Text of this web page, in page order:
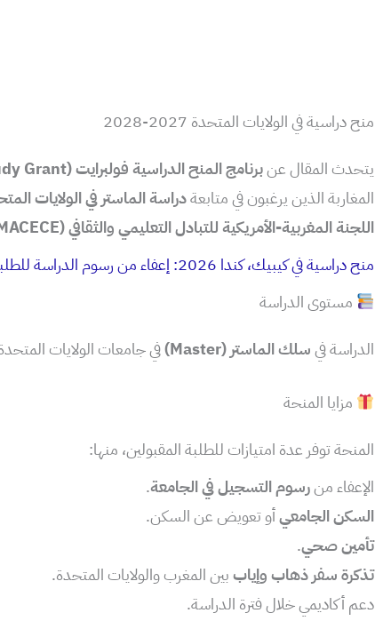
منح دراسية في الولايات المتحدة 2027-2028
يتحدث المقال عنبرنامج المنح الدراسية فولبرايت (Fulbright Study Grant)
المغاربة الذين يرغبون في متابعةدراسة الماستر في الولايات
اللجنة المغربية-الأمريكية للتبادل التعليمي والثقافي (MACECE)
منح دراسية في كيبيك، كندا 2026: إعفاء من رسوم الدراسة للطلبة المغاربة
مستوى الدراسة
الدراسة فيسلك الماستر (Master) في جامعات الولايات
مزايا المنحة
المنحة توفر عدة امتيازات للطلبة المقبولين، منها:
الإعفاء منرسوم التسجيل في الجامعة.
السكن الجامعيأو تعويض عن السكن.
تأمين صحي.
تذكرة سفر ذهاب وإياببين المغرب والولايات المتحدة.
دعم أكاديمي خلال فترة الدراسة.